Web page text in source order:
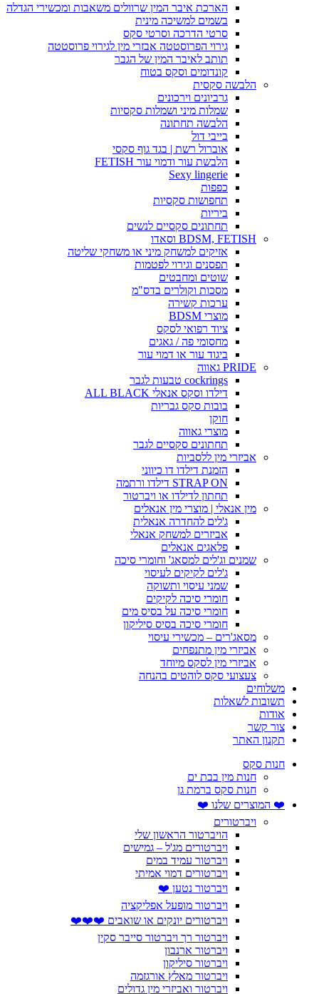
הארכת איבר המין שרוולים משאבות ומכשירי הגדלה
בשמים למשיכה מינית
סרטי הדרכה וסרטי סקס
גירוי הפרוסטטה אבזרי מין לגירוי פרוסטטה
תותב לאיבר המין של הגבר
קונדומים וסקס בטוח
הלבשה סקסית
גרביונים וירכונים
שמלות מיני ושמלות סקסיות
הלבשה תחתונה
בייבי דול
אוברול רשת | בגד גוף סקסי
הלבשת עור ודמוי עור FETISH
Sexy lingerie
כפפות
תחפושות סקסיות
ביריות
תחתונים סקסיים לנשים
BDSM, FETISH וסאדו
אזיקים למשחק מיני או משחקי שליטה
תפסנים וגירוי לפטמות
שוטים ומחבטים
מסכות וקולרים בדס"מ
ערכות קשירה
מוצרי BDSM
ציוד רפואי לסקס
מחסומי פה / גאגים
ביגוד עור או דמוי עור
PRIDE גאווה
cockrings טבעות לגבר
דילדו וסקס אנאלי ALL BLACK
בובות סקס גבריות
חוקן
מוצרי גאווה
תחתונים סקסיים לגבר
אביזרי מין ללסביות
הזמנת דילדו דו כיווני
STRAP ON דילדו ורתמה
תחתון לדילדו או ויברטור
מין אנאלי | מוצרי מין אנאלים
ג'לים להחדרה אנאלית
אביזרים למשחק אנאלי
פלאגים אנאלים
שמנים וג'לים למסאג' וחומרי סיכה
ג'לים לקיקים לעיסוי
שמני עיסוי ותשוקה
חומרי סיכה לקיקים
חומרי סיכה על בסיס מים
חומרי סיכה בסיס סיליקון
מסאג'רים – מכשירי עיסוי
אביזרי מין מתנפחים
אביזרי מין לסקס מיוחד
צעצועי סקס לוהטים בהנחה
משלוחים
תשובות לשאלות
אודות
צור קשר
תקנון האתר
חנות סקס
חנות מין בבת ים
חנות סקס ברמת גן
❤️ המוצרים שלנו ❤️
ויברטורים
הויברטור הראשון שלי
ויברטורים מג'ל – גמישים
ויברטור עמיד במים
ויברטורים דמוי אמיתי
ויברטור נטען ❤️
ויברטור מופעל אפליקציה
ויברטורים יונקים או שואבים ❤️❤️❤️
ויברטור רך ויברטור סייבר סקין
ויברטור ארנבון
ויברטור סיליקון
ויברטור מאלץ אורגזמה
ויברטור ואביזרי מין גדולים